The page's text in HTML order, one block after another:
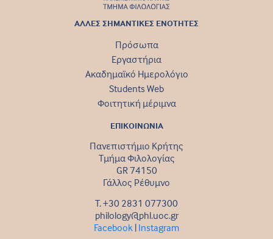
ΑΛΛΕΣ ΣΗΜΑΝΤΙΚΕΣ ΕΝΟΤΗΤΕΣ
Πρόσωπα
Εργαστήρια
Ακαδημαϊκό Ημερολόγιο
Students Web
Φοιτητική μέριμνα
ΕΠΙΚΟΙΝΩΝΙΑ
Πανεπιστήμιο Κρήτης
Τμήμα Φιλολογίας
GR 74150
Γάλλος Ρέθυμνο
Τ. +30 2831 077300
philology@phl.uoc.gr
Facebook | Instagram